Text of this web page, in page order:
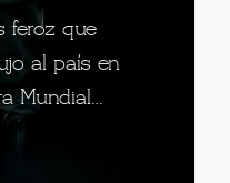
feroz que
al país en
Mundial…